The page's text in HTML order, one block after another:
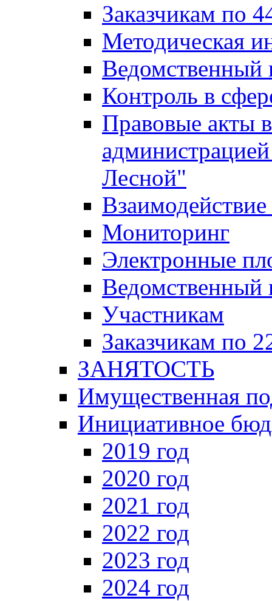
Заказчикам по
Методическая
Ведомственный
Контроль в
Правовые акты
Лесной"
Мониторинг
Электронные
Ведомственный
Участникам
Заказчикам по
ЗАНЯТОСТЬ
Имущественная
Инициативное
2019 год
2020 год
2021 год
2022 год
2023 год
2024 год